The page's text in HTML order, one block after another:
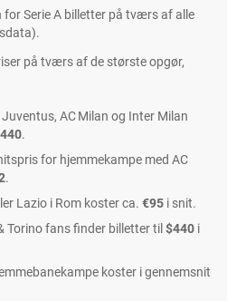
for Serie A billetter på tværs af alle
på tværs af de største opgør,
AC Milan og Inter Milan
.
for hjemmekampe med AC
.
Lazio i Rom koster ca. €⁠95 i snit.
Torino fans finder billetter til $440 i
koster i gennemsnit